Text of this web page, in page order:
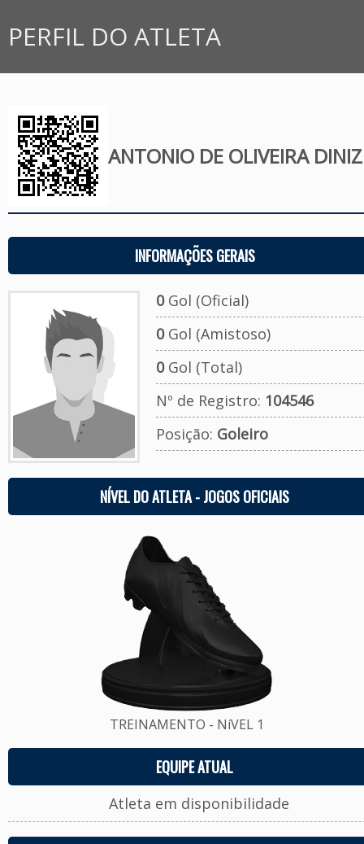
PERFIL DO ATLETA
ANTONIO DE OLIVEIRA DINIZ
INFORMAÇÕES GERAIS
0Gol (Oficial)
0Gol (Amistoso)
0Gol (Total)
Nº de Registro: 104546
Posição: Goleiro
NÍVEL DO ATLETA - JOGOS OFICIAIS
TREINAMENTO - NíVEL 1
EQUIPE ATUAL
Atleta em disponibilidade